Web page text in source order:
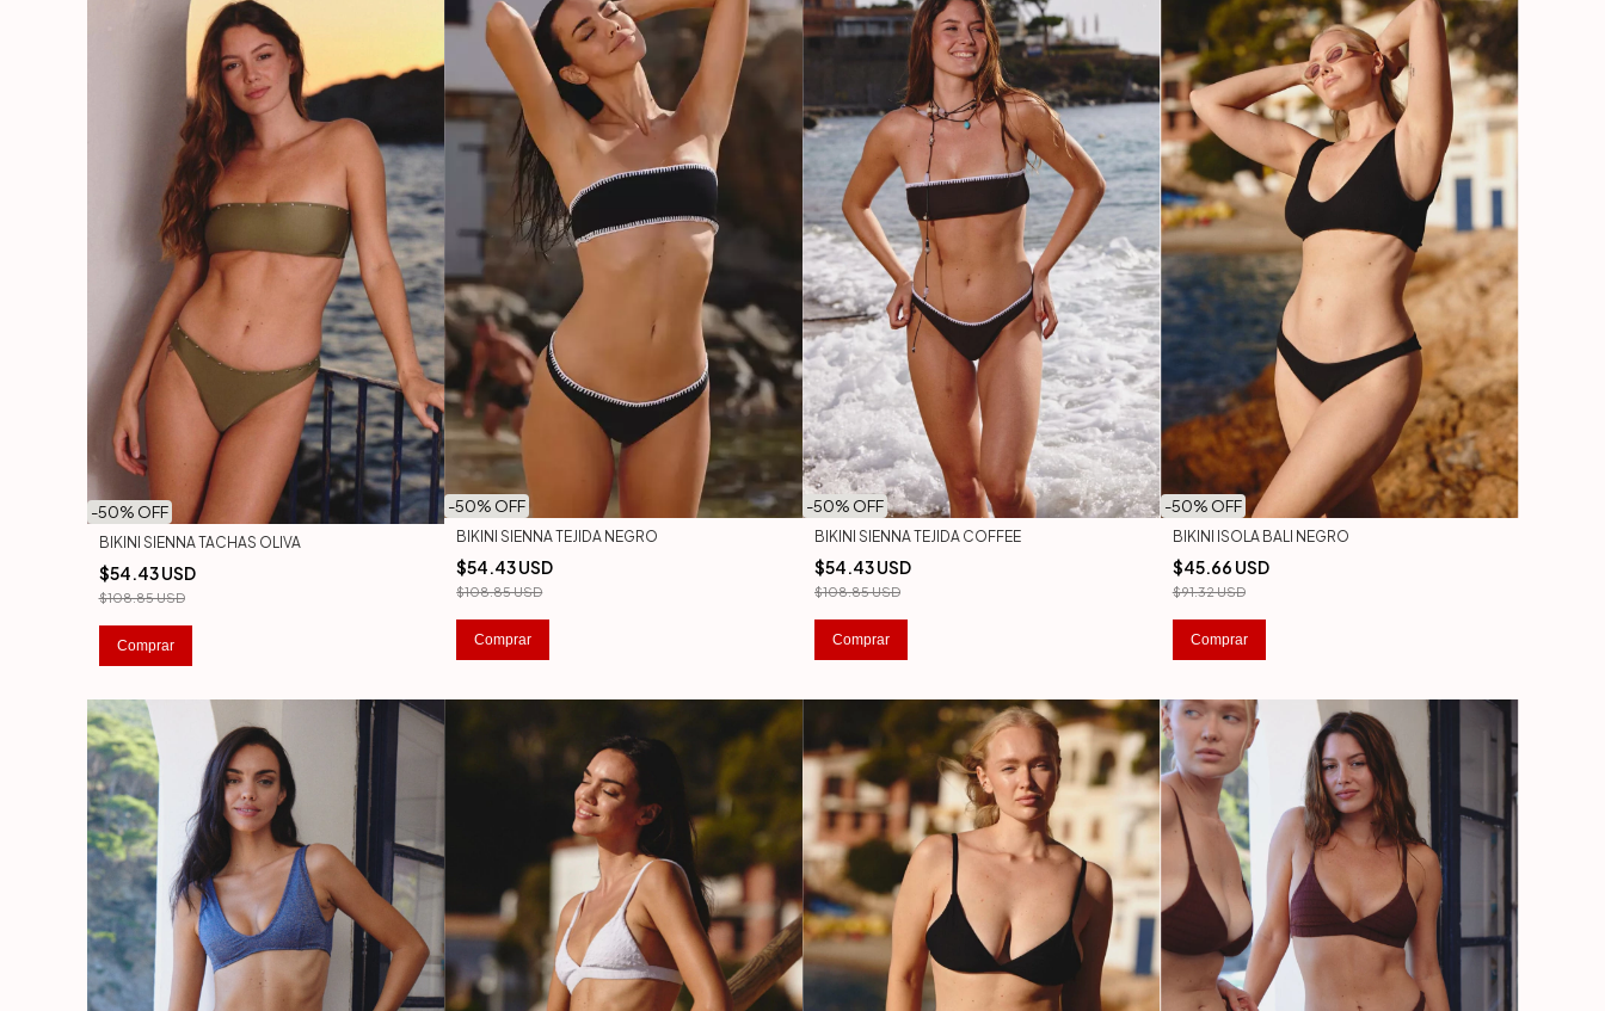
-50% OFF
BIKINI SIENNA TACHAS OLIVA
$54.43 USD
$108.85 USD
Comprar
-50% OFF
BIKINI SIENNA TEJIDA NEGRO
$54.43 USD
$108.85 USD
Comprar
-50% OFF
BIKINI SIENNA TEJIDA COFFEE
$54.43 USD
$108.85 USD
Comprar
-50% OFF
BIKINI ISOLA BALI NEGRO
$45.66 USD
$91.32 USD
Comprar